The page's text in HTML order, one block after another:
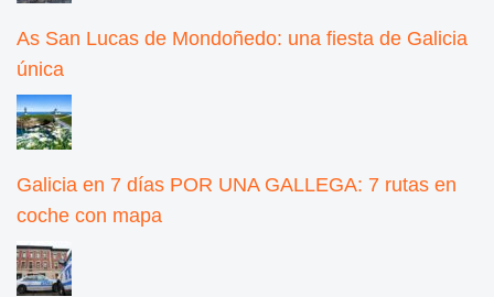
As San Lucas de Mondoñedo: una fiesta de Galicia
única
Galicia en 7 días POR UNA GALLEGA: 7 rutas en
coche con mapa